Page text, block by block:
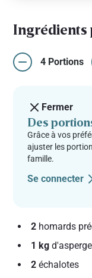
Ingrédients
4 Portions
Fermer
Des
Grâce à vos
ajuster les
famille.
Se connecter
2 homards
1 kg
2échalotes